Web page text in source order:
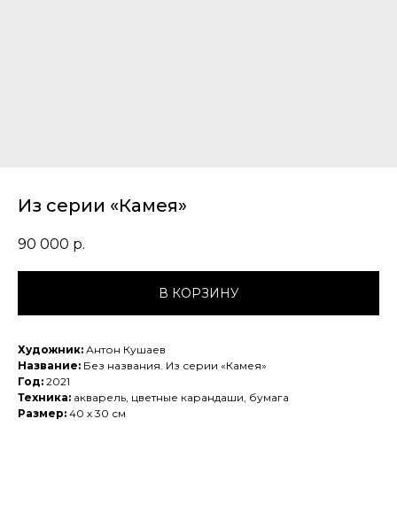
Из серии «Камея»
90 000 р.
В КОРЗИНУ
Художник: Антон Кушаев
Название: Без названия. Из серии «Камея»
Год: 2021
Техника: акварель, цветные карандаши, бумага
Размер: 40 х 30 см